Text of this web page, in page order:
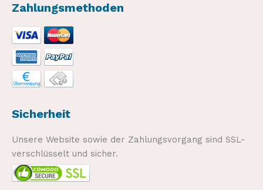
Zahlungsmethoden
Sicherheit
Unsere Website sowie der Zahlungsvorgang sind SSL-
verschlüsselt und sicher.